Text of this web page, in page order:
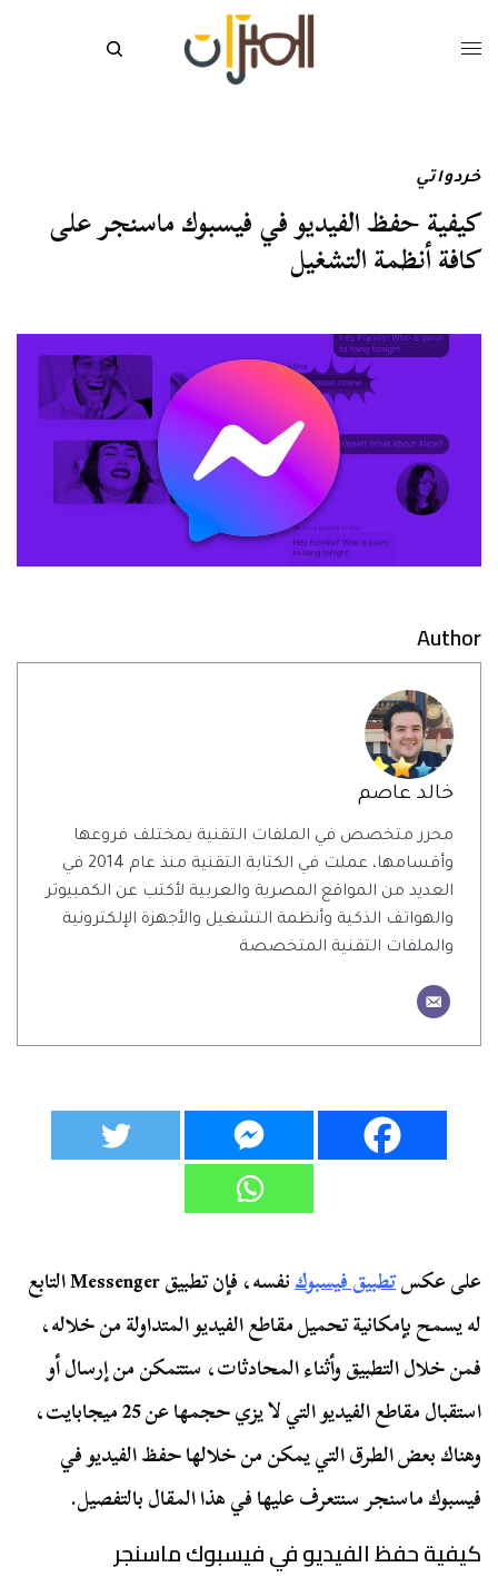
خردواتي
كيفية حفظ الفيديو في فيسبوك ماسنجر على
كافة أنظمة التشغيل
Author
خالد عاصم
محرر متخصص في الملفات التقنية بمختلف فروعها
وأقسامها، عملت في الكتابة التقنية منذ عام 2014 في
العديد من المواقع المصرية والعربية لأكتب عن الكمبيوتر
والهواتف الذكية وأنظمة التشغيل والأجهزة الإلكترونية
والملفات التقنية المتخصصة
على عكستطبيق فيسبوك
نفسه، فإن تطبيق Messenger التابع
له يسمح بإمكانية تحميل مقاطع الفيديو المتداولة من خلاله،
فمن خلال التطبيق وأثناء المحادثات، ستتمكن من إرسال أو
استقبال مقاطع الفيديو التي لا يزي حجمها عن 25 ميجابايت،
وهناك بعض الطرق التي يمكن من خلالها حفظ الفيديو في
فيسبوك ماسنجر سنتعرف عليها في هذا المقال بالتفصيل.
كيفية حفظ الفيديو في فيسبوك ماسنجر